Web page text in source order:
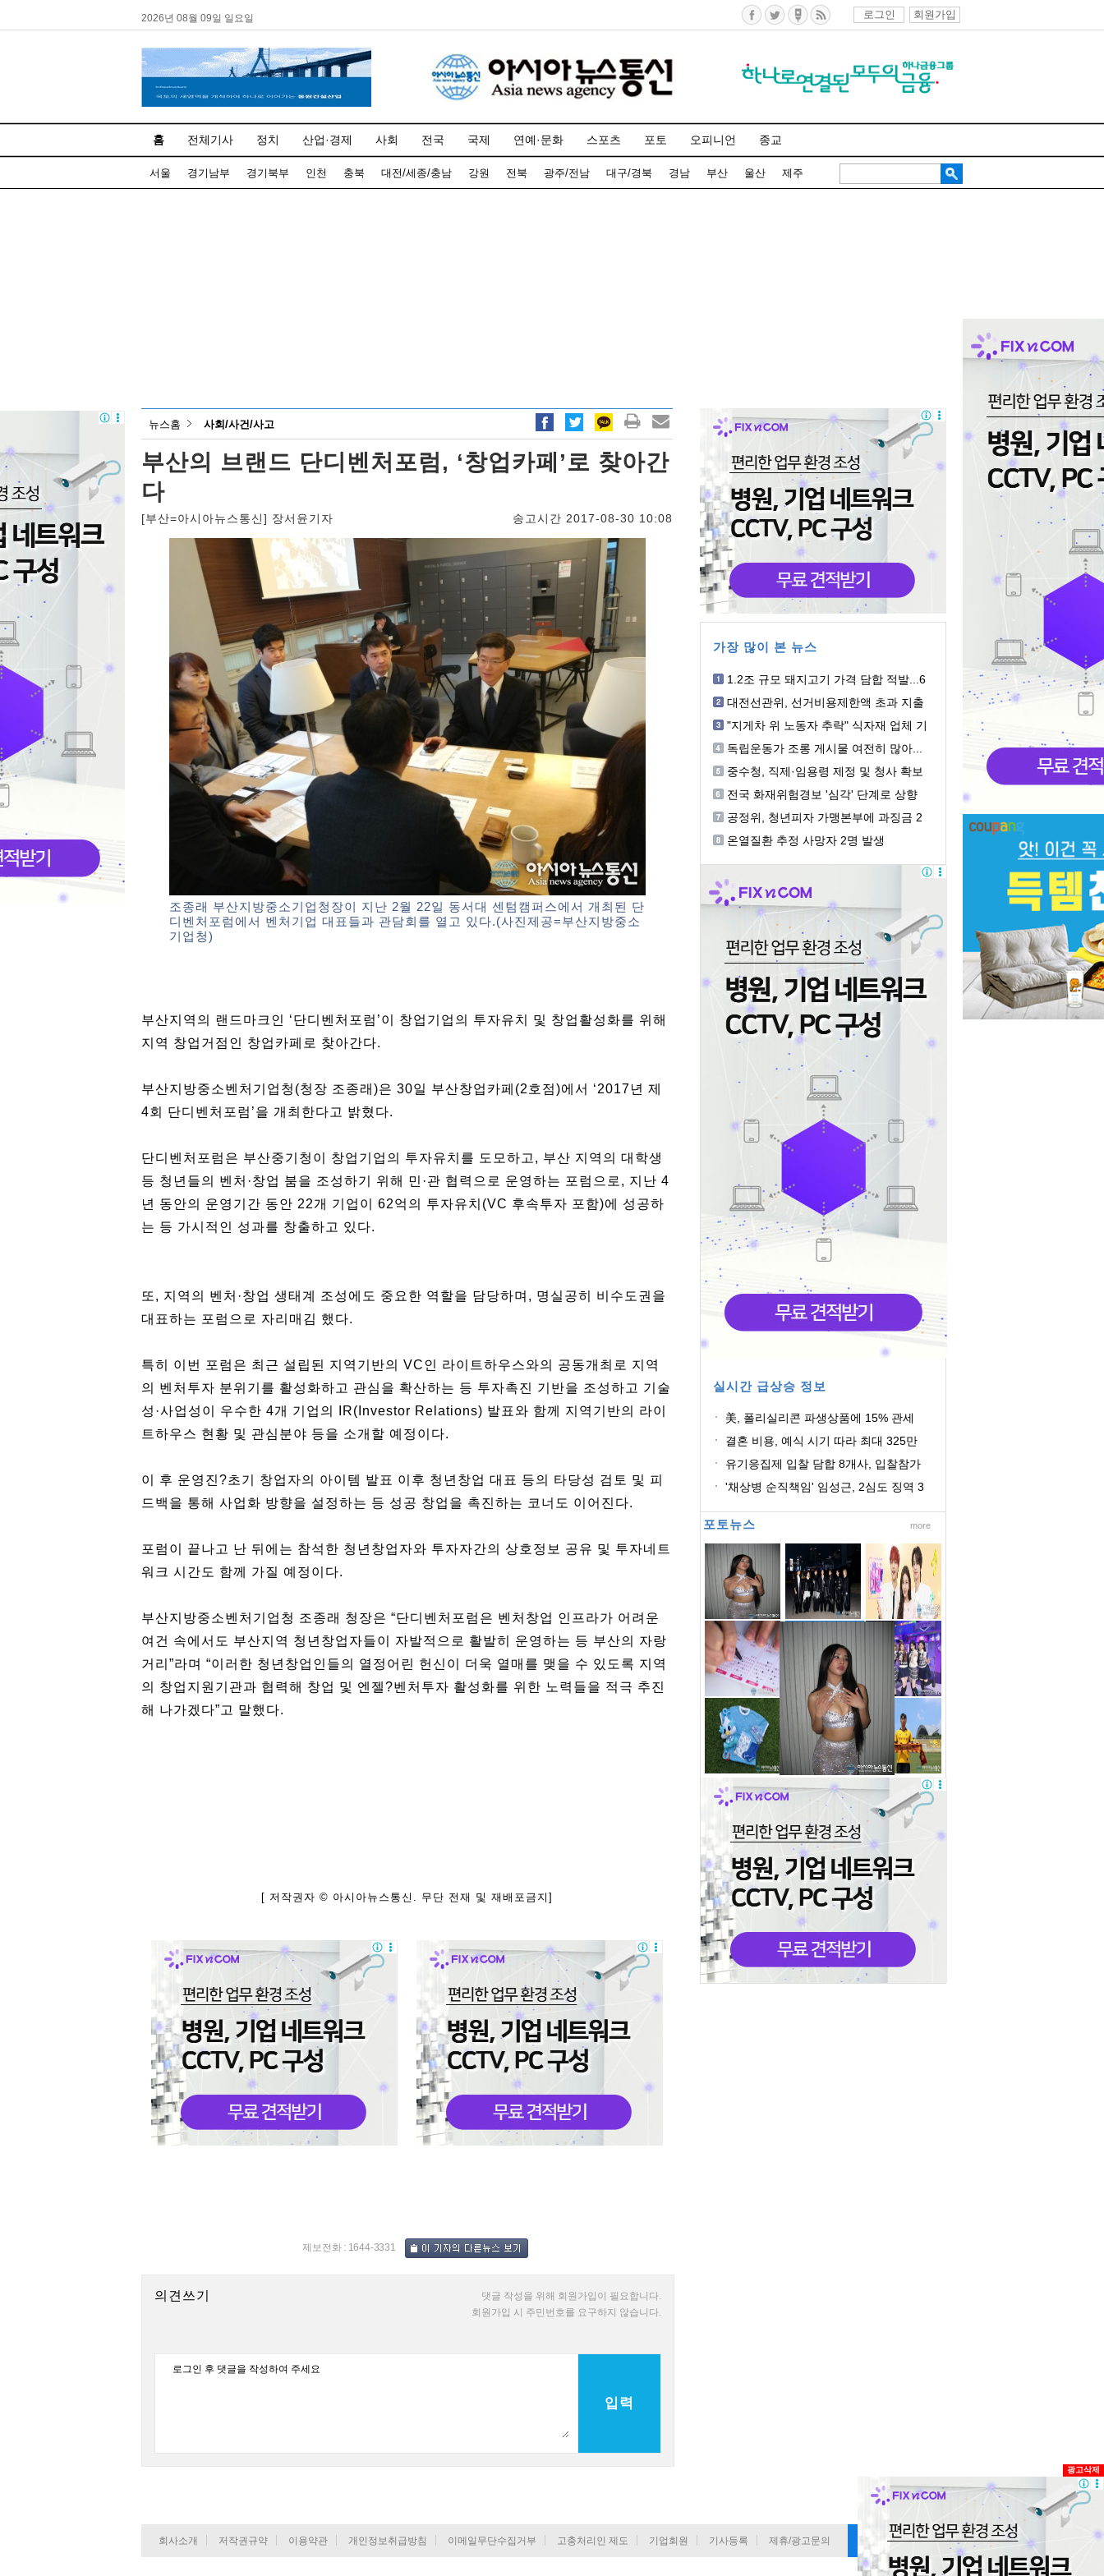
2026년 08월 09일 일요일 로그인 회원가입
홈 전체기사 정치 산업·경제 사회 전국 국제 연예·문화 스포츠 포토 오피니언 종교
서울 경기남부 경기북부 인천 충북 대전/세종/충남 강원 전북 광주/전남 대구/경북 경남 부산 울산 제주
뉴스홈 사회/사건/사고
부산의 브랜드 단디벤처포럼, ‘창업카페’로 찾아간
다
[부산=아시아뉴스통신] 장서윤기자 송고시간 2017-08-30 10:08
조종래 부산지방중소기업청장이 지난 2월 22일 동서대 센텀캠퍼스에서 개최된 단
디벤처포럼에서 벤처기업 대표들과 관담회를 열고 있다.(사진제공=부산지방중소
기업청)
부산지역의 랜드마크인 ‘단디벤처포럼’이 창업기업의 투자유치 및 창업활성화를 위해
지역 창업거점인 창업카페로 찾아간다.
부산지방중소벤처기업청(청장 조종래)은 30일 부산창업카페(2호점)에서 ‘2017년 제
4회 단디벤처포럼’을 개최한다고 밝혔다.
단디벤처포럼은 부산중기청이 창업기업의 투자유치를 도모하고, 부산 지역의 대학생
등 청년들의 벤처·창업 붐을 조성하기 위해 민·관 협력으로 운영하는 포럼으로, 지난 4
년 동안의 운영기간 동안 22개 기업이 62억의 투자유치(VC 후속투자 포함)에 성공하
는 등 가시적인 성과를 창출하고 있다.
또, 지역의 벤처·창업 생태계 조성에도 중요한 역할을 담당하며, 명실공히 비수도권을
대표하는 포럼으로 자리매김 했다.
특히 이번 포럼은 최근 설립된 지역기반의 VC인 라이트하우스와의 공동개최로 지역
의 벤처투자 분위기를 활성화하고 관심을 확산하는 등 투자촉진 기반을 조성하고 기술
성·사업성이 우수한 4개 기업의 IR(Investor Relations) 발표와 함께 지역기반의 라이
트하우스 현황 및 관심분야 등을 소개할 예정이다.
이 후 운영진?초기 창업자의 아이템 발표 이후 청년창업 대표 등의 타당성 검토 및 피
드백을 통해 사업화 방향을 설정하는 등 성공 창업을 촉진하는 코너도 이어진다.
포럼이 끝나고 난 뒤에는 참석한 청년창업자와 투자자간의 상호정보 공유 및 투자네트
워크 시간도 함께 가질 예정이다.
부산지방중소벤처기업청 조종래 청장은 “단디벤처포럼은 벤처창업 인프라가 어려운
여건 속에서도 부산지역 청년창업자들이 자발적으로 활발히 운영하는 등 부산의 자랑
거리”라며 “이러한 청년창업인들의 열정어린 헌신이 더욱 열매를 맺을 수 있도록 지역
의 창업지원기관과 협력해 창업 및 엔젤?벤처투자 활성화를 위한 노력들을 적극 추진
해 나가겠다”고 말했다.
[ 저작권자 © 아시아뉴스통신. 무단 전재 및 재배포금지]
제보전화 : 1644-3331
의견쓰기
댓글 작성을 위해 회원가입이 필요합니다.
회원가입 시 주민번호를 요구하지 않습니다.
입력
가장 많이 본 뉴스
1.2조 규모 돼지고기 가격 담합 적발...6
대전선관위, 선거비용제한액 초과 지출
"지게차 위 노동자 추락" 식자재 업체 기
독립운동가 조롱 게시물 여전히 많아...
중수청, 직제·임용령 제정 및 청사 확보
전국 화재위험경보 '심각' 단계로 상향
공정위, 청년피자 가맹본부에 과징금 2
온열질환 추정 사망자 2명 발생
실시간 급상승 정보
美, 폴리실리콘 파생상품에 15% 관세
결혼 비용, 예식 시기 따라 최대 325만
유기응집제 입찰 담합 8개사, 입찰참가
'채상병 순직책임' 임성근, 2심도 징역 3
포토뉴스 more
회사소개 저작권규약 이용약관 개인정보취급방침 이메일무단수집거부 고충처리인 제도 기업회원 기사등록 제휴/광고문의 기사 정정요청
광고삭제